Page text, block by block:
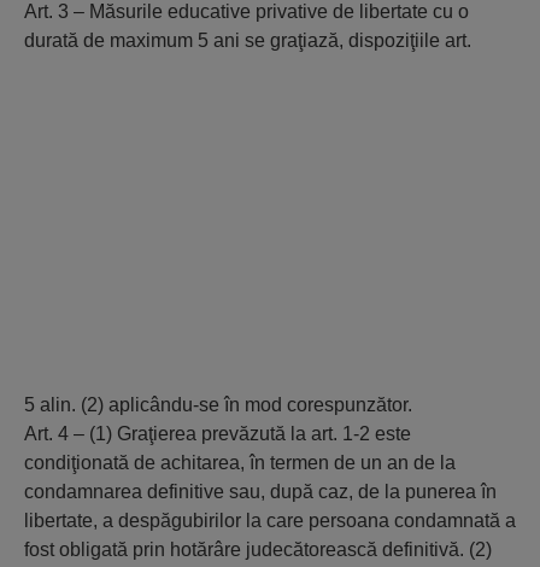
Art. 3 – Măsurile educative privative de libertate cu o
durată de maximum 5 ani se graţiază, dispoziţiile art.
5 alin. (2) aplicându-se în mod corespunzător.
Art. 4 – (1) Graţierea prevăzută la art. 1-2 este
condiţionată de achitarea, în termen de un an de la
condamnarea definitive sau, după caz, de la punerea în
libertate, a despăgubirilor la care persoana condamnată a
fost obligată prin hotărâre judecătorească definitivă. (2)